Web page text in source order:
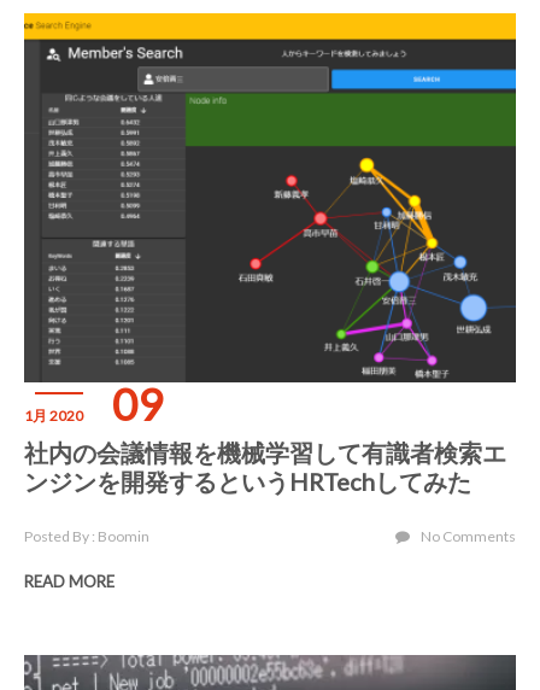
1月 2020 09
社内の会議情報を機械学習して有識者検索エ
ンジンを開発するというHRTechしてみた
Posted By : Boomin No Comments
READ MORE